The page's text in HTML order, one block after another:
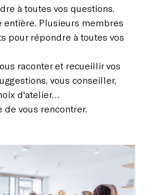
à toutes vos questions.
entière. Plusieurs membres
pour répondre à toutes vos
raconter et recueillir vos
vous conseiller,
d'atelier…
de vous rencontrer.